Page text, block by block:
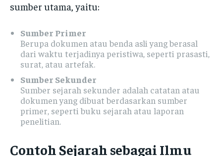
sumber utama, yaitu:
Sumber Primer
Berupa dokumen atau benda asli yang berasal
dari waktu terjadinya peristiwa, seperti prasasti,
surat, atau artefak.
Sumber Sekunder
Sumber sejarah sekunder adalah catatan atau
dokumen yang dibuat berdasarkan sumber
primer, seperti buku sejarah atau laporan
penelitian.
Contoh Sejarah sebagai Ilmu